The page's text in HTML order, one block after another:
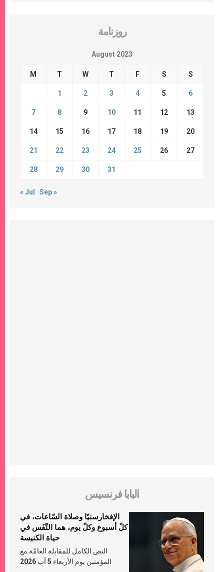
روزنامة
August 2023
M T W T F S S
1 2 3 4 5 6
7 8 9 10 11 12 13
14 15 16 17 18 19 20
21 22 23 24 25 26 27
28 29 30 31
« Jul Sep »
البابا فرنسيس
الإفخارستيّا وصلاة السّاعات، في
كلّ أسبوع وكلّ يوم، هما النَّفَس في
حياة الكنيسة
النص الكامل للمقابلة العامّة مع
المؤمنين يوم الأربعاء 5 آب 2026